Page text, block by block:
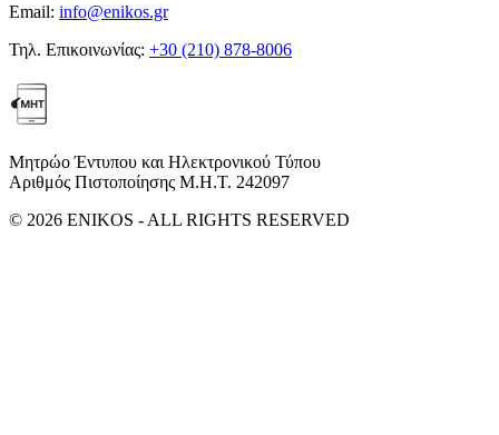
Email: info@enikos.gr
Τηλ. Επικοινωνίας: +30 (210) 878-8006
Μητρώο Έντυπου και Ηλεκτρονικού Τύπου
Αριθμός Πιστοποίησης Μ.Η.Τ. 242097
© 2026 ENIKOS - ALL RIGHTS RESERVED